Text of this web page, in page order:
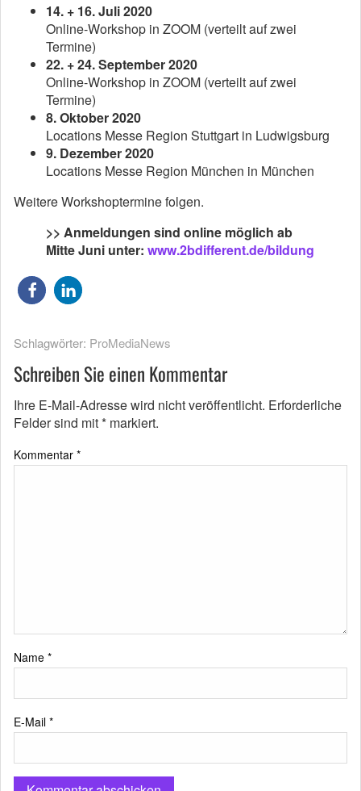
14. + 16. Juli 2020
Online-Workshop in ZOOM (verteilt auf zwei
Termine)
22. + 24. September 2020
Online-Workshop in ZOOM (verteilt auf zwei
Termine)
8. Oktober 2020
Locations Messe Region Stuttgart in Ludwigsburg
9. Dezember 2020
Locations Messe Region München in München
Weitere Workshoptermine folgen.
>> Anmeldungen sind online möglich ab
Mitte Juni unter: www.2bdifferent.de/bildung
Schlagwörter: ProMediaNews
Schreiben Sie einen Kommentar
Ihre E-Mail-Adresse wird nicht veröffentlicht. Erforderliche
Felder sind mit* markiert.
Kommentar *
Name *
E-Mail *